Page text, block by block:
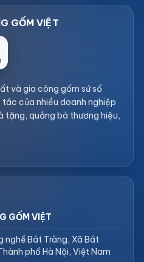
và gia công gốm sứ số
tác của nhiều doanh nghiệp
tặng, quảng bá thương hiệu,
GỐM VIỆT
nghề Bát Tràng, Xã Bát
phố Hà Nội, Việt Nam